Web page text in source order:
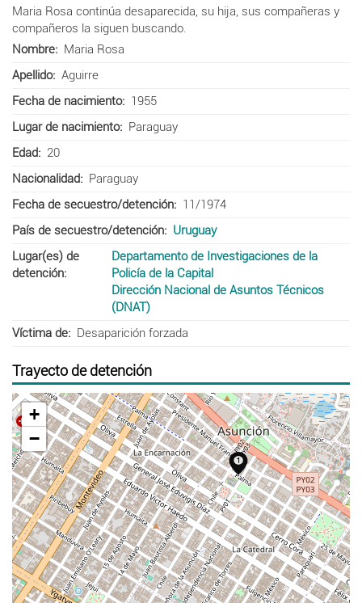
Maria Rosa continúa desaparecida, su hija, sus compañeras y
compañeros la siguen buscando.
Nombre
Maria Rosa
Apellido
Aguirre
Fecha de nacimiento
1955
Lugar de nacimiento
Paraguay
Edad
20
Nacionalidad
Paraguay
Fecha de secuestro/detención
11/1974
País de secuestro/detención
Uruguay
Lugar(es) de
detención
Departamento de Investigaciones de la
Policía de la Capital
Dirección Nacional de Asuntos Técnicos
(DNAT)
Víctima de
Desaparición forzada
Trayecto de detención
+
−